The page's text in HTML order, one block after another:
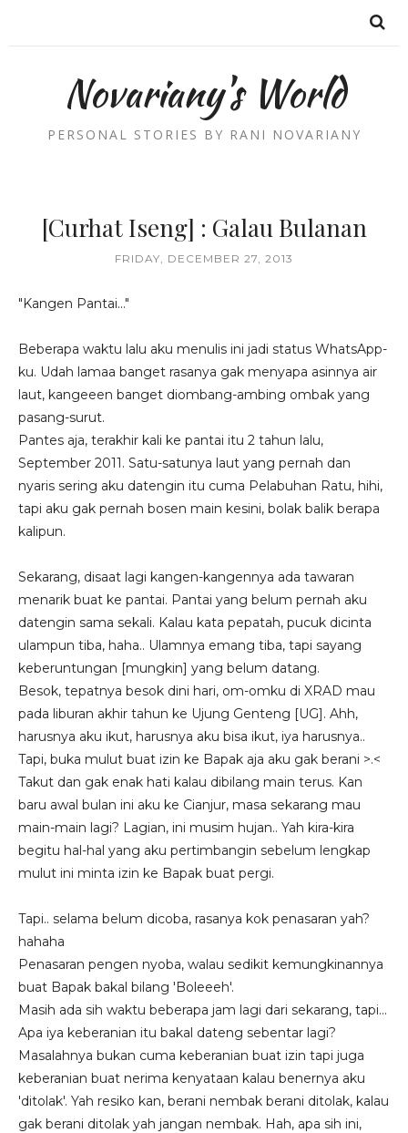
Novariany's World
PERSONAL STORIES BY RANI NOVARIANY
[Curhat Iseng] : Galau Bulanan
FRIDAY, DECEMBER 27, 2013
"Kangen Pantai..."
Beberapa waktu lalu aku menulis ini jadi status WhatsApp-
ku. Udah lamaa banget rasanya gak menyapa asinnya air
laut, kangeeen banget diombang-ambing ombak yang
pasang-surut.
Pantes aja, terakhir kali ke pantai itu 2 tahun lalu,
September 2011. Satu-satunya laut yang pernah dan
nyaris sering aku datengin itu cuma Pelabuhan Ratu, hihi,
tapi aku gak pernah bosen main kesini, bolak balik berapa
kalipun.
Sekarang, disaat lagi kangen-kangennya ada tawaran
menarik buat ke pantai. Pantai yang belum pernah aku
datengin sama sekali. Kalau kata pepatah, pucuk dicinta
ulampun tiba, haha.. Ulamnya emang tiba, tapi sayang
keberuntungan [mungkin] yang belum datang.
Besok, tepatnya besok dini hari, om-omku di XRAD mau
pada liburan akhir tahun ke Ujung Genteng [UG]. Ahh,
harusnya aku ikut, harusnya aku bisa ikut, iya harusnya..
Tapi, buka mulut buat izin ke Bapak aja aku gak berani >.<
Takut dan gak enak hati kalau dibilang main terus. Kan
baru awal bulan ini aku ke Cianjur, masa sekarang mau
main-main lagi? Lagian, ini musim hujan.. Yah kira-kira
begitu hal-hal yang aku pertimbangin sebelum lengkap
mulut ini minta izin ke Bapak buat pergi.
Tapi.. selama belum dicoba, rasanya kok penasaran yah?
hahaha
Penasaran pengen nyoba, walau sedikit kemungkinannya
buat Bapak bakal bilang 'Boleeeh'.
Masih ada sih waktu beberapa jam lagi dari sekarang, tapi...
Apa iya keberanian itu bakal dateng sebentar lagi?
Masalahnya bukan cuma keberanian buat izin tapi juga
keberanian buat nerima kenyataan kalau benernya aku
'ditolak'. Yah resiko kan, berani nembak berani ditolak, kalau
gak berani ditolak yah jangan nembak. Hah, apa sih ini,